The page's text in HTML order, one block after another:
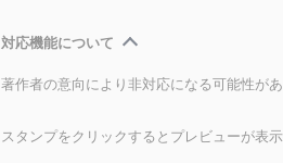
対応機能について
著作者の意向により非対応になる可能性が
スタンプをクリックするとプレビューが表示